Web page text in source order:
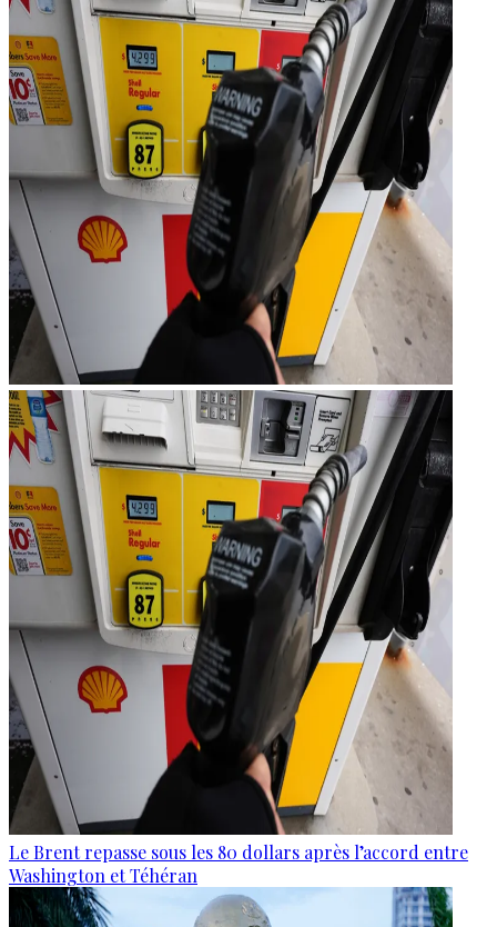
Le Brent repasse sous les 80 dollars après l’accord entre
Washington et Téhéran